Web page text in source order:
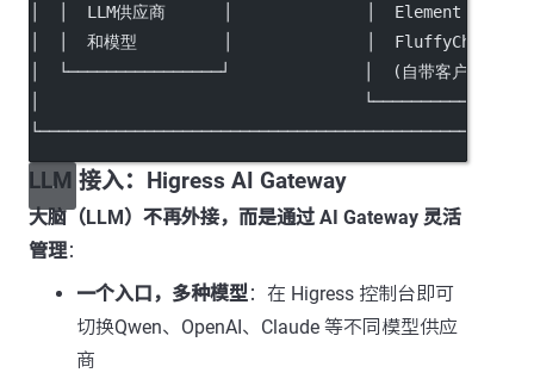
│  │  LLM供应商      │              │  Element
│  │  和模型         │              │  FluffyChat
│  └────────────────┘              │  (自带客户
│
LLM 接入：Higress AI Gateway
大脑（LLM）不再外接，而是通过 AI Gateway 灵活
管理：
一个入口，多种模型：在 Higress 控制台即可
切换Qwen、OpenAI、Claude 等不同模型供应
商